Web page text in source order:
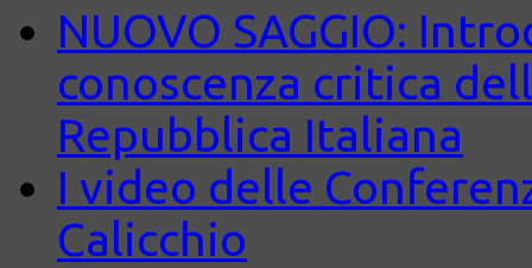
NUOVO SAGGIO:
conoscenza critica
Repubblica Italiana
I video delle
Calicchio